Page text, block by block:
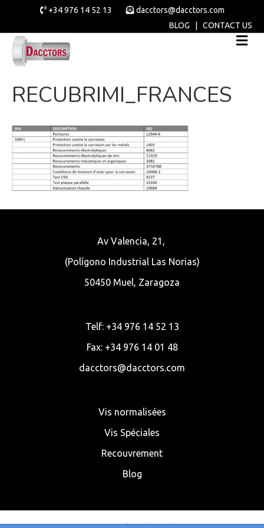
+34 976 14 52 13
dacctors@dacctors.com
BLOG
CONTACT US
RECUBRIMI_FRANCES
Av Valencia, 21,
(Polígono Industrial Las Norias)
50450 Muel, Zaragoza
Telf: +34 976 14 52 13
Fax: +34 976 14 01 48
dacctors@dacctors.com
Vis normalisées
Vis Spéciales
Recouvrement
Blog